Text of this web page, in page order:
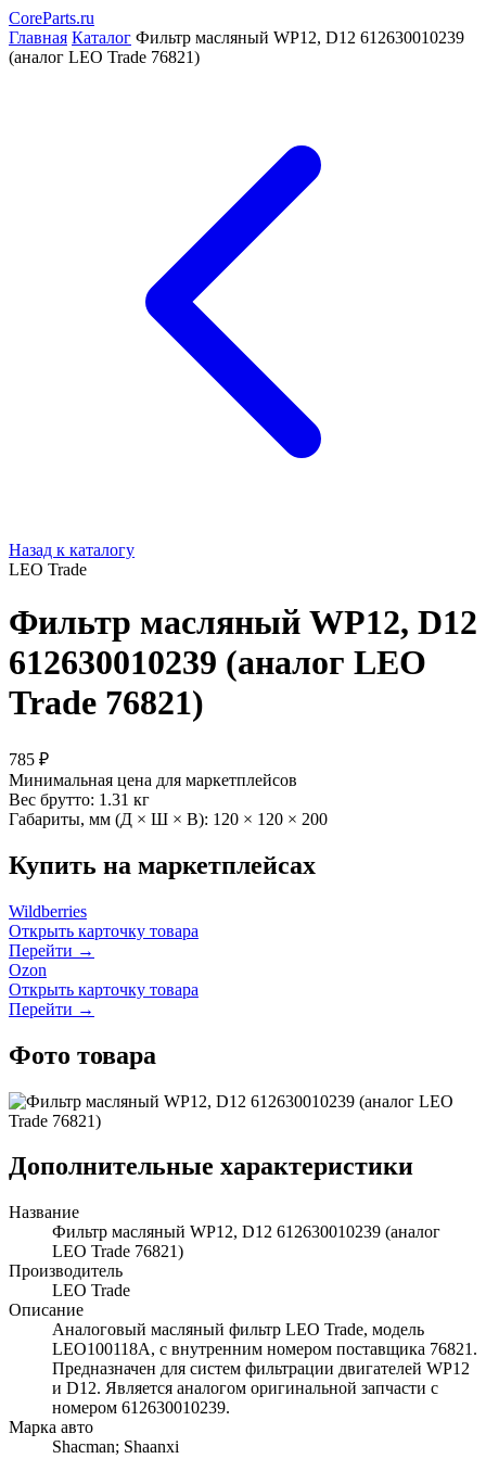
CoreParts.ru
Главная Каталог Фильтр масляный WP12, D12 612630010239
(аналог LEO Trade 76821)
Назад к каталогу
LEO Trade
Фильтр масляный WP12, D12
612630010239 (аналог LEO
Trade 76821)
785 ₽
Минимальная цена для маркетплейсов
Вес брутто: 1.31 кг
Габариты, мм (Д × Ш × В): 120 × 120 × 200
Купить на маркетплейсах
Wildberries
Открыть карточку товара
Перейти →
Ozon
Открыть карточку товара
Перейти →
Фото товара
Дополнительные характеристики
Название
Фильтр масляный WP12, D12 612630010239 (аналог
LEO Trade 76821)
Производитель
LEO Trade
Описание
Аналоговый масляный фильтр LEO Trade, модель
LEO100118A, с внутренним номером поставщика 76821.
Предназначен для систем фильтрации двигателей WP12
и D12. Является аналогом оригинальной запчасти с
номером 612630010239.
Марка авто
Shacman; Shaanxi